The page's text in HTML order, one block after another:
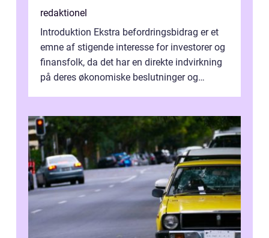
redaktionel
Introduktion Ekstra befordringsbidrag er et
emne af stigende interesse for investorer og
finansfolk, da det har en direkte indvirkning
på deres økonomiske beslutninger og